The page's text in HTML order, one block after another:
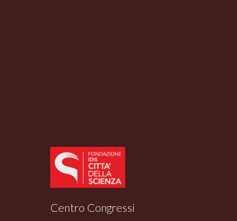
Centro Congressi